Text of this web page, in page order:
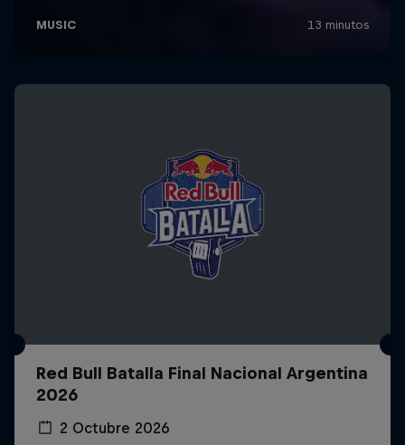
Red Bull Batalla Final Nacional Argentina
2026
2 Octubre 2026